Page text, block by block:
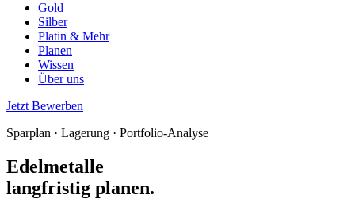
Gold
Silber
Platin & Mehr
Planen
Wissen
Über uns
Jetzt Bewerben
Sparplan · Lagerung · Portfolio-Analyse
Edelmetalle
langfristig planen.